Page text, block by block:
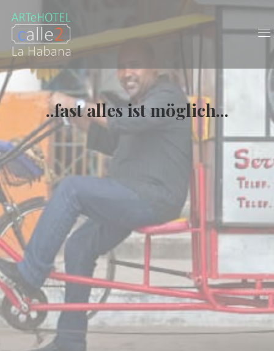
..fast alles ist möglich...